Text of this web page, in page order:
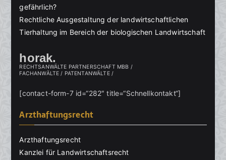
gefährlich?
Rechtliche Ausgestaltung der landwirtschaftlichen
Tierhaltung im Bereich der biologischen Landwirtschaft
horak.
RECHTSANWÄLTE PARTNERSCHAFT MBB /
FACHANWÄLTE / PATENTANWÄLTE /
[contact-form-7 id=“282″ title=“Schnellkontakt“]
Arzthaftungsrecht
Arzthaftungsrecht
Kanzlei für Landwirtschaftsrecht